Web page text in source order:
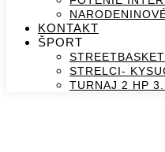
KONTAKT
ŠPORT
STRELCI-
TURNAJ 2 HP